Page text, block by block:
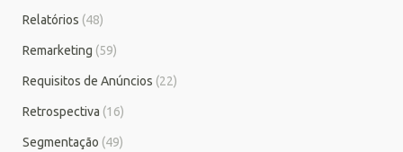
Relatórios (48)
Remarketing (59)
Requisitos de Anúncios (22)
Retrospectiva (16)
Segmentação (49)